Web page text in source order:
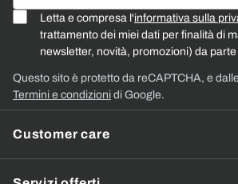
Customer care
Letta e compresa l'informativa sulla
trattamento dei miei dati per finalità di
newsletter, novità, promozioni) da parte
Questo sito è protetto da reCAPTCHA, e dalle
Termini e condizioni di Google.